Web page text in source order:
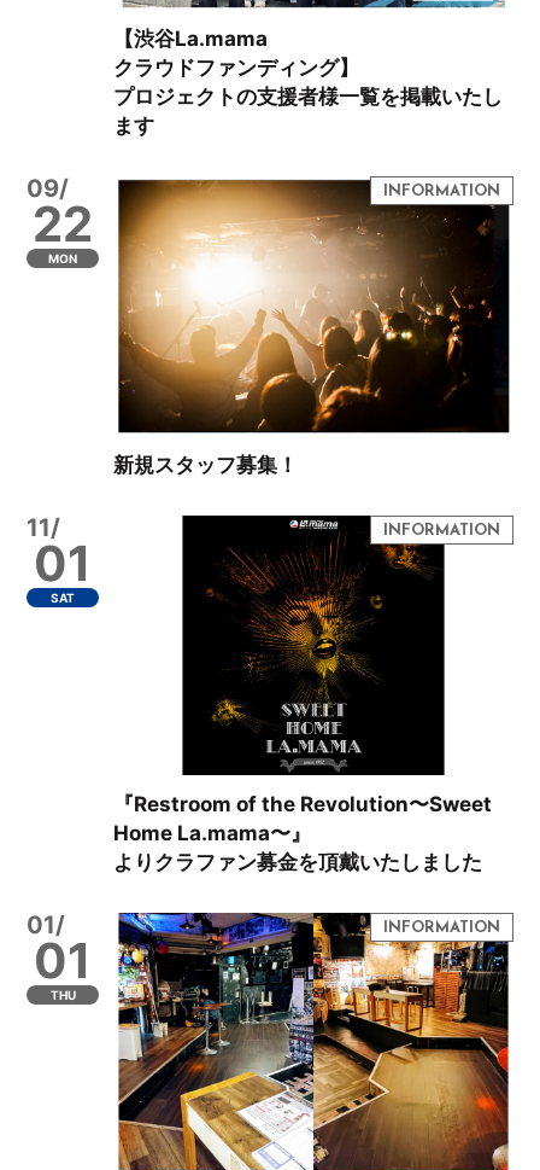
【渋谷La.mama
クラウドファンディング】
プロジェクトの支援者様一覧を掲載いたし
ます
09/
22
MON
新規スタッフ募集！
11/
01
SAT
『Restroom of the Revolution〜Sweet
Home La.mama〜』
よりクラファン募金を頂戴いたしました
01/
01
THU